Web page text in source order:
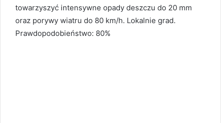
towarzyszyć intensywne opady deszczu do 20 mm
oraz porywy wiatru do 80 km/h. Lokalnie grad.
Prawdopodobieństwo: 80%